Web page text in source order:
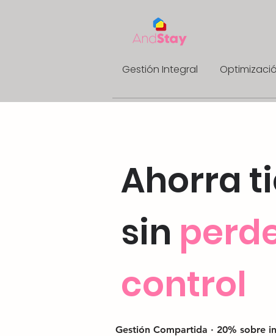
Gestión Integral
Ahorra
sin
control
Gestión Compartida · 20% sobre